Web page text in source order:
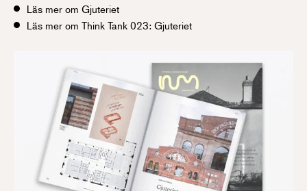
Läs mer om Gjuteriet
Läs mer om Think Tank 023: Gjuteriet